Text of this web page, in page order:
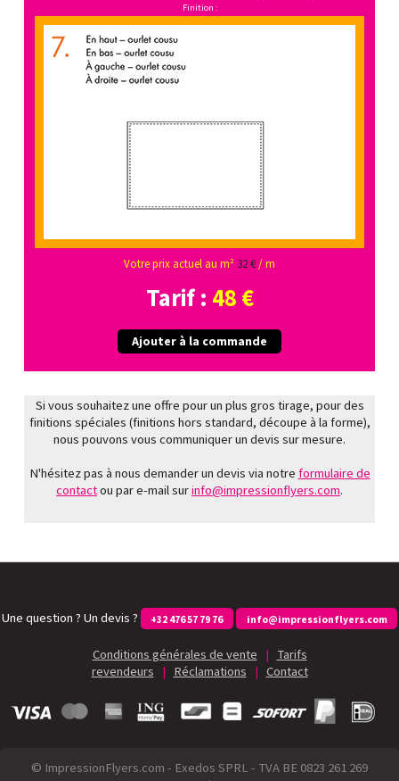
Finition :
Votre prix actuel au m² 32 €/ m
Tarif : 48 €
Ajouter à la commande
Si vous souhaitez une offre pour un plus gros tirage, pour des
finitions spéciales (finitions hors standard, découpe à la forme),
nous pouvons vous communiquer un devis sur mesure.
N'hésitez pas à nous demander un devis via notre formulaire de
contactou par e-mail surinfo@impressionflyers.com.
Une question ? Un devis ? +32 476 57 79 76 info@impressionflyers.com
Conditions générales de vente |
Tarifs
revendeurs
| Réclamations | Contact
© ImpressionFlyers.com - Exedos SPRL - TVA BE 0823 261 269